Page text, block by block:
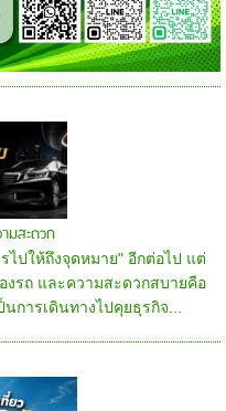
มสะดวก
ไปให้ถึงจุดหมาย" อีกต่อไป แต่
รถ และความสะดวกสบายคือ
การเดินทางไปคุยธุรกิจ...